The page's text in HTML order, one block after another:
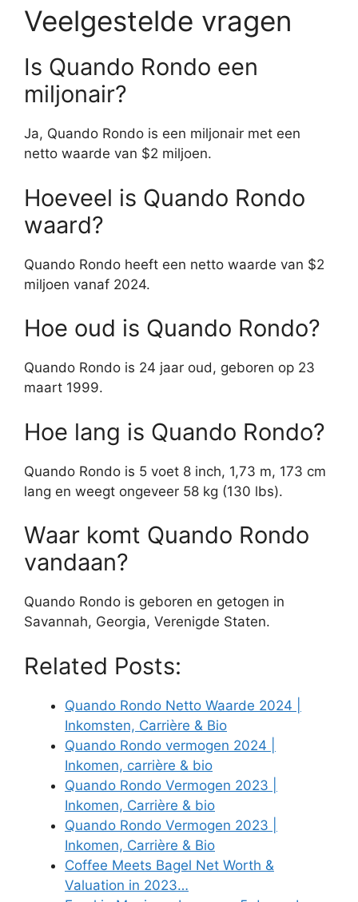
Veelgestelde vragen
Is Quando Rondo een
miljonair?
Ja, Quando Rondo is een miljonair met een
netto waarde van $2 miljoen.
Hoeveel is Quando Rondo
waard?
Quando Rondo heeft een netto waarde van $2
miljoen vanaf 2024.
Hoe oud is Quando Rondo?
Quando Rondo is 24 jaar oud, geboren op 23
maart 1999.
Hoe lang is Quando Rondo?
Quando Rondo is 5 voet 8 inch, 1,73 m, 173 cm
lang en weegt ongeveer 58 kg (130 lbs).
Waar komt Quando Rondo
vandaan?
Quando Rondo is geboren en getogen in
Savannah, Georgia, Verenigde Staten.
Related Posts:
Quando Rondo Netto Waarde 2024 |
Inkomsten, Carrière & Bio
Quando Rondo vermogen 2024 |
Inkomen, carrière & bio
Quando Rondo Vermogen 2023 |
Inkomen, Carrière & bio
Quando Rondo Vermogen 2023 |
Inkomen, Carrière & Bio
Coffee Meets Bagel Net Worth &
Valuation in 2023…